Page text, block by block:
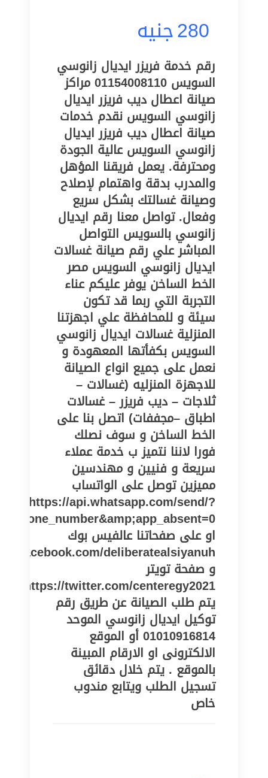
280جنيه
رقم خدمة فريزر ايديال زانوسي
السويس 01154008110 مراكز
صيانة اعطال ديب فريزر ايديال
زانوسي السويس نقدم خدمات
صيانة اعطال ديب فريزر ايديال
زانوسي السويس عالية الجودة
ومحترفة. يعمل فريقنا المؤهل
والمدرب بدقة واهتمام لإصلاح
وصيانة غسالتك بشكل سريع
وفعال. تواصل معنا رقم ايديال
زانوسي بالسويس التواصل
المباشر علي رقم صيانة غسالات
ايديال زانوسي السويس مصر
الخط الساخن يوفر عليكم عناء
التجربة التي ربما قد تكون
سيئة و للمحافظة علي اجهزتنا
المنزلية غسالات ايديال زانوسي
السويس بكفأتها المعهودة و
نعمل على جميع انواع الصيانة
للاجهزة المنزليه (غسالات –
ثلاجات – ديب فريزر – غسالات
اطباق –مجففات) اتصل بنا على
الخط الساخن و سوف نصلك
فورا لاننا نتميز ب خدمة عملاء
سريعة و فنيين و مهندسين
مميزين توصل على الواتساب
https://api.whatsapp.com/send/?
او على صفحاتنا عالفيس بوك
deliberatealsiyanuh
و صفحة تويتر
https://twitter.com/centeregy2021
يتم طلب الصيانة عن طريق رقم
توكيل ايديال زانوسي الموحد
01010916814 أو الموقع
الالكترونى او الارقام المبينة
بالموقع . يتم خلال دقائق
تسجيل الطلب ويتابع مندوب
خاص